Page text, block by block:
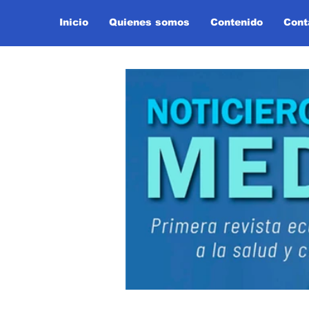
Inicio Quienes somos Contenido